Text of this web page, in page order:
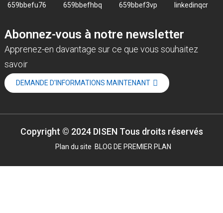
Abonnez-vous à notre newsletter
Apprenez-en davantage sur ce que vous souhaitez
savoir
DEMANDE D'INFORMATIONS MAINTENANT
Copyright © 2024 DISEN Tous droits réservés
Plan du site BLOG DE PREMIER PLAN